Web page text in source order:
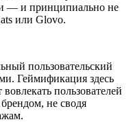
— и принципиально не
или Glovo.
пользовательский
Геймификация здесь
пользователей
не сводя